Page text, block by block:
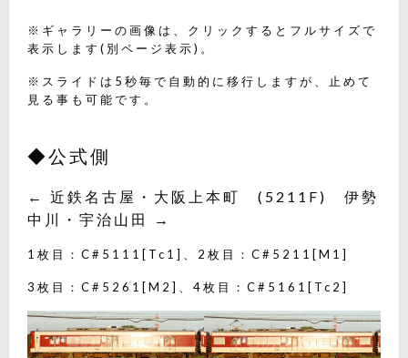
※ギャラリーの画像は、クリックするとフルサイズで
表示します(別ページ表示)。
※スライドは5秒毎で自動的に移行しますが、止めて
見る事も可能です。
◆公式側
← 近鉄名古屋・大阪上本町 (5211F) 伊勢
中川・宇治山田 →
1枚目：C#5111[Tc1]、2枚目：C#5211[M1]
3枚目：C#5261[M2]、4枚目：C#5161[Tc2]